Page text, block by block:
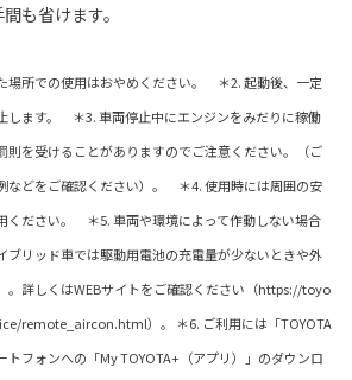
も省けます。
場所での使用はおやめください。 ＊2. 起動後、一定
します。 ＊3. 車両停止中にエンジンをみだりに稼働
則を受けることがありますのでご注意ください。（ご
などをご確認ください）。 ＊4. 使用時には周囲の安
ください。 ＊5. 車両や環境によって作動しない場合
ブリッド車では駆動用電池の充電量が少ないときや外
。詳しくはWEBサイトをご確認ください（https://toyo
remote_aircon.html）。 ＊6. ご利用には「TOYOTA
トフォンへの「My TOYOTA+（アプリ）」のダウンロ